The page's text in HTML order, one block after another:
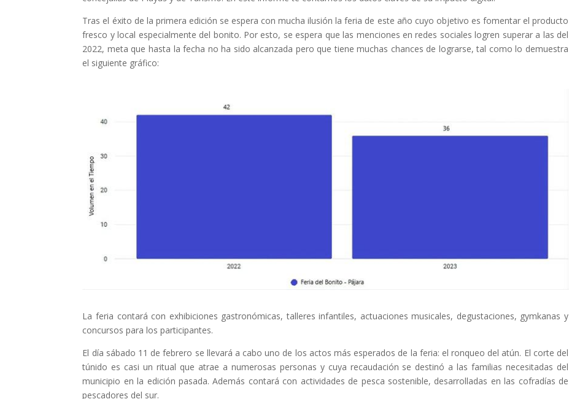
Tras el éxito de la primera edición se espera con mucha ilusión la feria de este año cuyo objetivo es fomentar el producto
fresco y local especialmente del bonito. Por esto, se espera que las menciones en redes sociales logren superar a las del
2022, meta que hasta la fecha no ha sido alcanzada pero que tiene muchas chances de lograrse, tal como lo demuestra
el siguiente gráfico:
La feria contará con exhibiciones gastronómicas, talleres infantiles, actuaciones musicales, degustaciones, gymkanas y
concursos para los participantes.
El día sábado 11 de febrero se llevará a cabo uno de los actos más esperados de la feria: el ronqueo del atún. El corte del
túnido es casi un ritual que atrae a numerosas personas y cuya recaudación se destinó a las familias necesitadas del
municipio en la edición pasada. Además contará con actividades de pesca sostenible, desarrolladas en las cofradías de
pescadores del sur.